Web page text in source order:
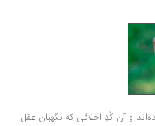
کُدِ اخلاقی که نگهبان عقل